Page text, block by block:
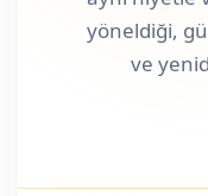
yöneldiği,
ve